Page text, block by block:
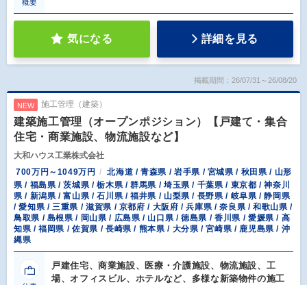
概要
気になる 詳細を見る
掲載期間：26/07/31～26/08/20
NEW 施工管理（建築）
建築施工管理（オープンポジション）【戸建て・集合
住宅・商業施設、物流施設など】
大和ハウス工業株式会社
700万円～1049万円
北海道 / 青森県 / 岩手県 / 宮城県 / 秋田県 / 山形
県 / 福島県 / 茨城県 / 栃木県 / 群馬県 / 埼玉県 / 千葉県 / 東京都 / 神奈川
県 / 新潟県 / 富山県 / 石川県 / 福井県 / 山梨県 / 長野県 / 岐阜県 / 静岡県
/ 愛知県 / 三重県 / 滋賀県 / 京都府 / 大阪府 / 兵庫県 / 奈良県 / 和歌山県 /
鳥取県 / 島根県 / 岡山県 / 広島県 / 山口県 / 徳島県 / 香川県 / 愛媛県 / 高
知県 / 福岡県 / 佐賀県 / 長崎県 / 熊本県 / 大分県 / 宮崎県 / 鹿児島県 / 沖
縄県
戸建住宅、商業施設、医療・介護施設、物流施設、工
場、オフィスビル、ホテルなど、多様な新築物件の施工